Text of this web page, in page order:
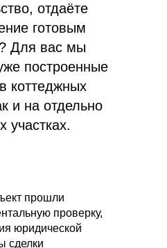
отдаёте
готовым
Для вас мы
построенные
коттеджных
и на отдельно
участках.
прошли
проверку,
юридической
сделки